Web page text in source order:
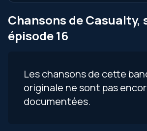
Chansons de Casualty,
épisode 16
Les chansons de cette
originale ne sont pas
documentées.